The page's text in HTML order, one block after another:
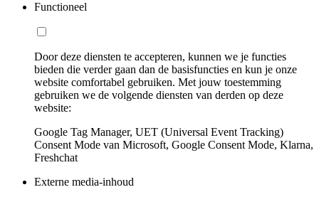
Functioneel
Door deze diensten te accepteren, kunnen we je functies
bieden die verder gaan dan de basisfuncties en kun je onze
website comfortabel gebruiken. Met jouw toestemming
gebruiken we de volgende diensten van derden op deze
website:
Google Tag Manager, UET (Universal Event Tracking)
Consent Mode van Microsoft, Google Consent Mode, Klarna,
Freshchat
Externe media-inhoud